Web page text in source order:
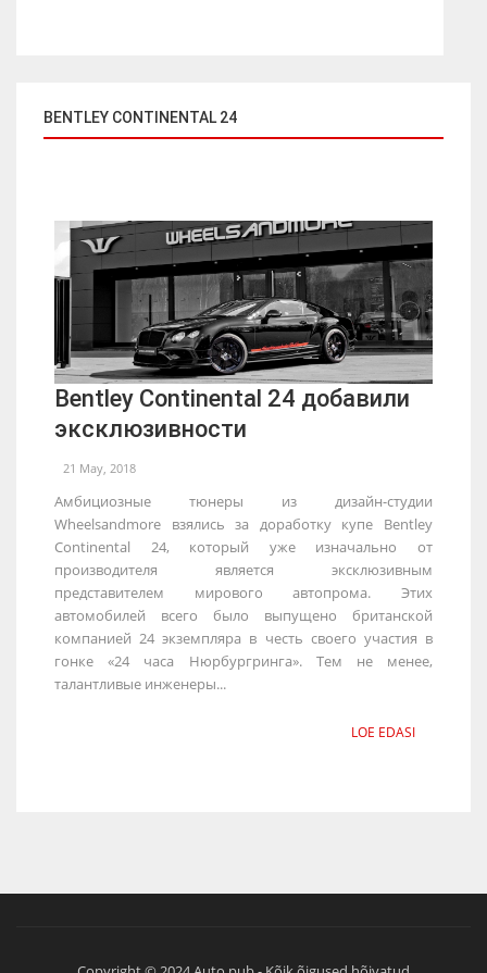
BENTLEY CONTINENTAL 24
Bentley Continental 24 добавили
эксклюзивности
21 May, 2018
Амбициозные тюнеры из дизайн-студии
Wheelsandmore взялись за доработку купе Bentley
Continental 24, который уже изначально от
производителя является эксклюзивным
представителем мирового автопрома. Этих
автомобилей всего было выпущено британской
компанией 24 экземпляра в честь своего участия в
гонке «24 часа Нюрбургринга». Тем не менее,
талантливые инженеры...
LOE EDASI